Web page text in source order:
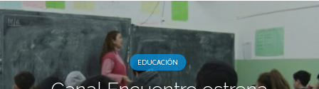
EDUCACIÓN